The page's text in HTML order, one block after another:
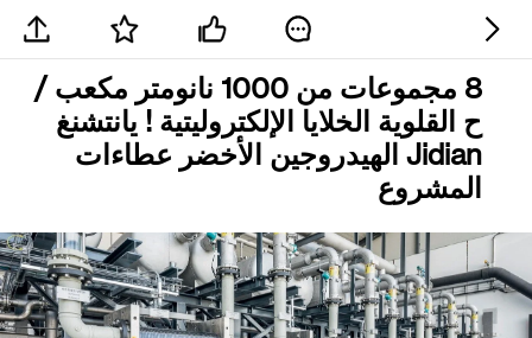
8 مجموعات من 1000 نانومتر مكعب /
ح القلوية الخلايا الإلكتروليتية ! يانتشنغ
Jidian الهيدروجين الأخضر عطاءات
المشروع